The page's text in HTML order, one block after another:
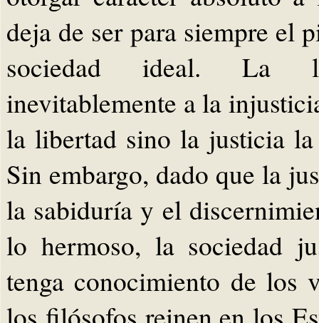
deja de ser para siempre el
sociedad ideal. La
inevitablemente a la
la libertad sino la justicia
Sin embargo, dado que la
la sabiduría y el
lo hermoso, la sociedad
tenga conocimiento de los